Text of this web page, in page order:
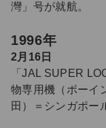
灣」号が就航。
1996年
2月16日
「JAL SUPER
物専用機（ボーイ
田）＝シンガポー